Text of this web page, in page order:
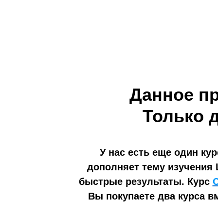
У нас есть еще один
дополняет тему изучения
быстрые результаты. Курс
Вы покупаете два курса
Данное
Только